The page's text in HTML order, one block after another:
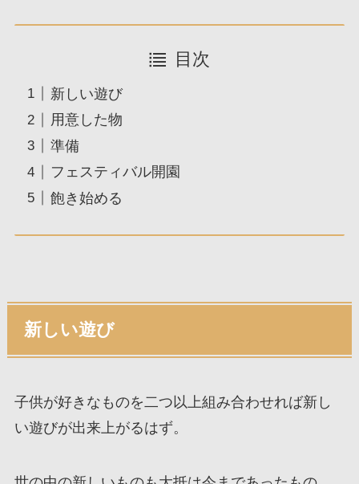
目次
新しい遊び
用意した物
準備
フェスティバル開園
飽き始める
新しい遊び
子供が好きなものを二つ以上組み合わせれば新し
い遊びが出来上がるはず。